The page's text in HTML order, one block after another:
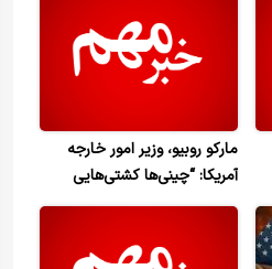
مارکو روبیو، وزیر امور خارجه
آمریکا: “چینی‌ها کشتی‌هایی
دارند که در خلیج فارس گیر
محمولهٔ چینی هدف قرار گرفت.